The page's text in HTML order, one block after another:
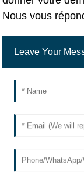
Nous vous